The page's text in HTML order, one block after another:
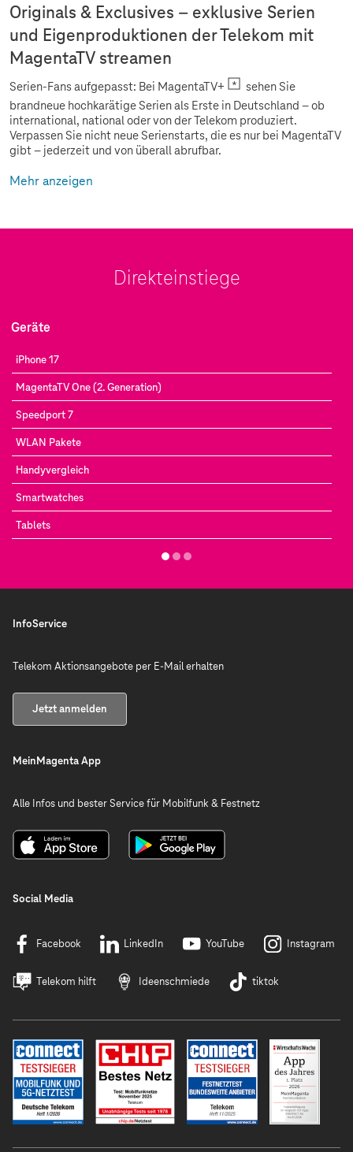
Originals & Exclusives – exklusive Serien
und Eigenproduktionen der Telekom mit
MagentaTV streamen
Serien-Fans aufgepasst: Bei MagentaTV+
sehen Sie
brandneue hochkarätige Serien als Erste in Deutschland – ob
international, national oder von der Telekom produziert.
Verpassen Sie nicht neue Serienstarts, die es nur bei MagentaTV
gibt – jederzeit und von überall abrufbar.
Mehr anzeigen
Direkteinstiege
Geräte
iPhone 17
MagentaTV One (2. Generation)
Speedport 7
WLAN Pakete
Handyvergleich
Smartwatches
Tablets
InfoService
Telekom Aktionsangebote per E-Mail erhalten
Jetzt anmelden
MeinMagenta App
Alle Infos und bester Service für Mobilfunk & Festnetz
Social Media
Facebook LinkedIn YouTube Instagram
Telekom hilft Ideenschmiede tiktok